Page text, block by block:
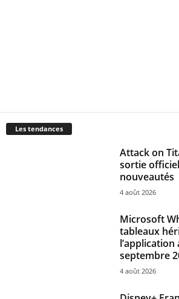
Les tendances
Attack on
sortie
nouveautés
4 août 2026
Microsoft
tableaux
septembre
4 août 2026